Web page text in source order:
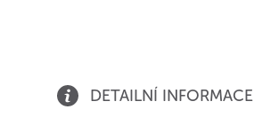
DETAILNÍ INFORMACE